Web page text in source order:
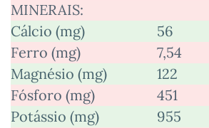
MINERAIS:
Cálcio (mg)
56
Ferro (mg)
7,54
Magnésio (mg)
122
Fósforo (mg)
451
Potássio (mg)
955